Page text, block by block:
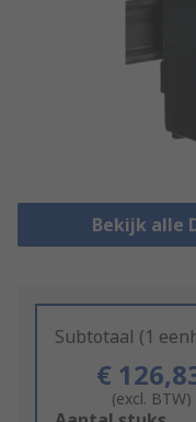
Bekijk alle
Subtotaal (1
€
(excl. BTW)